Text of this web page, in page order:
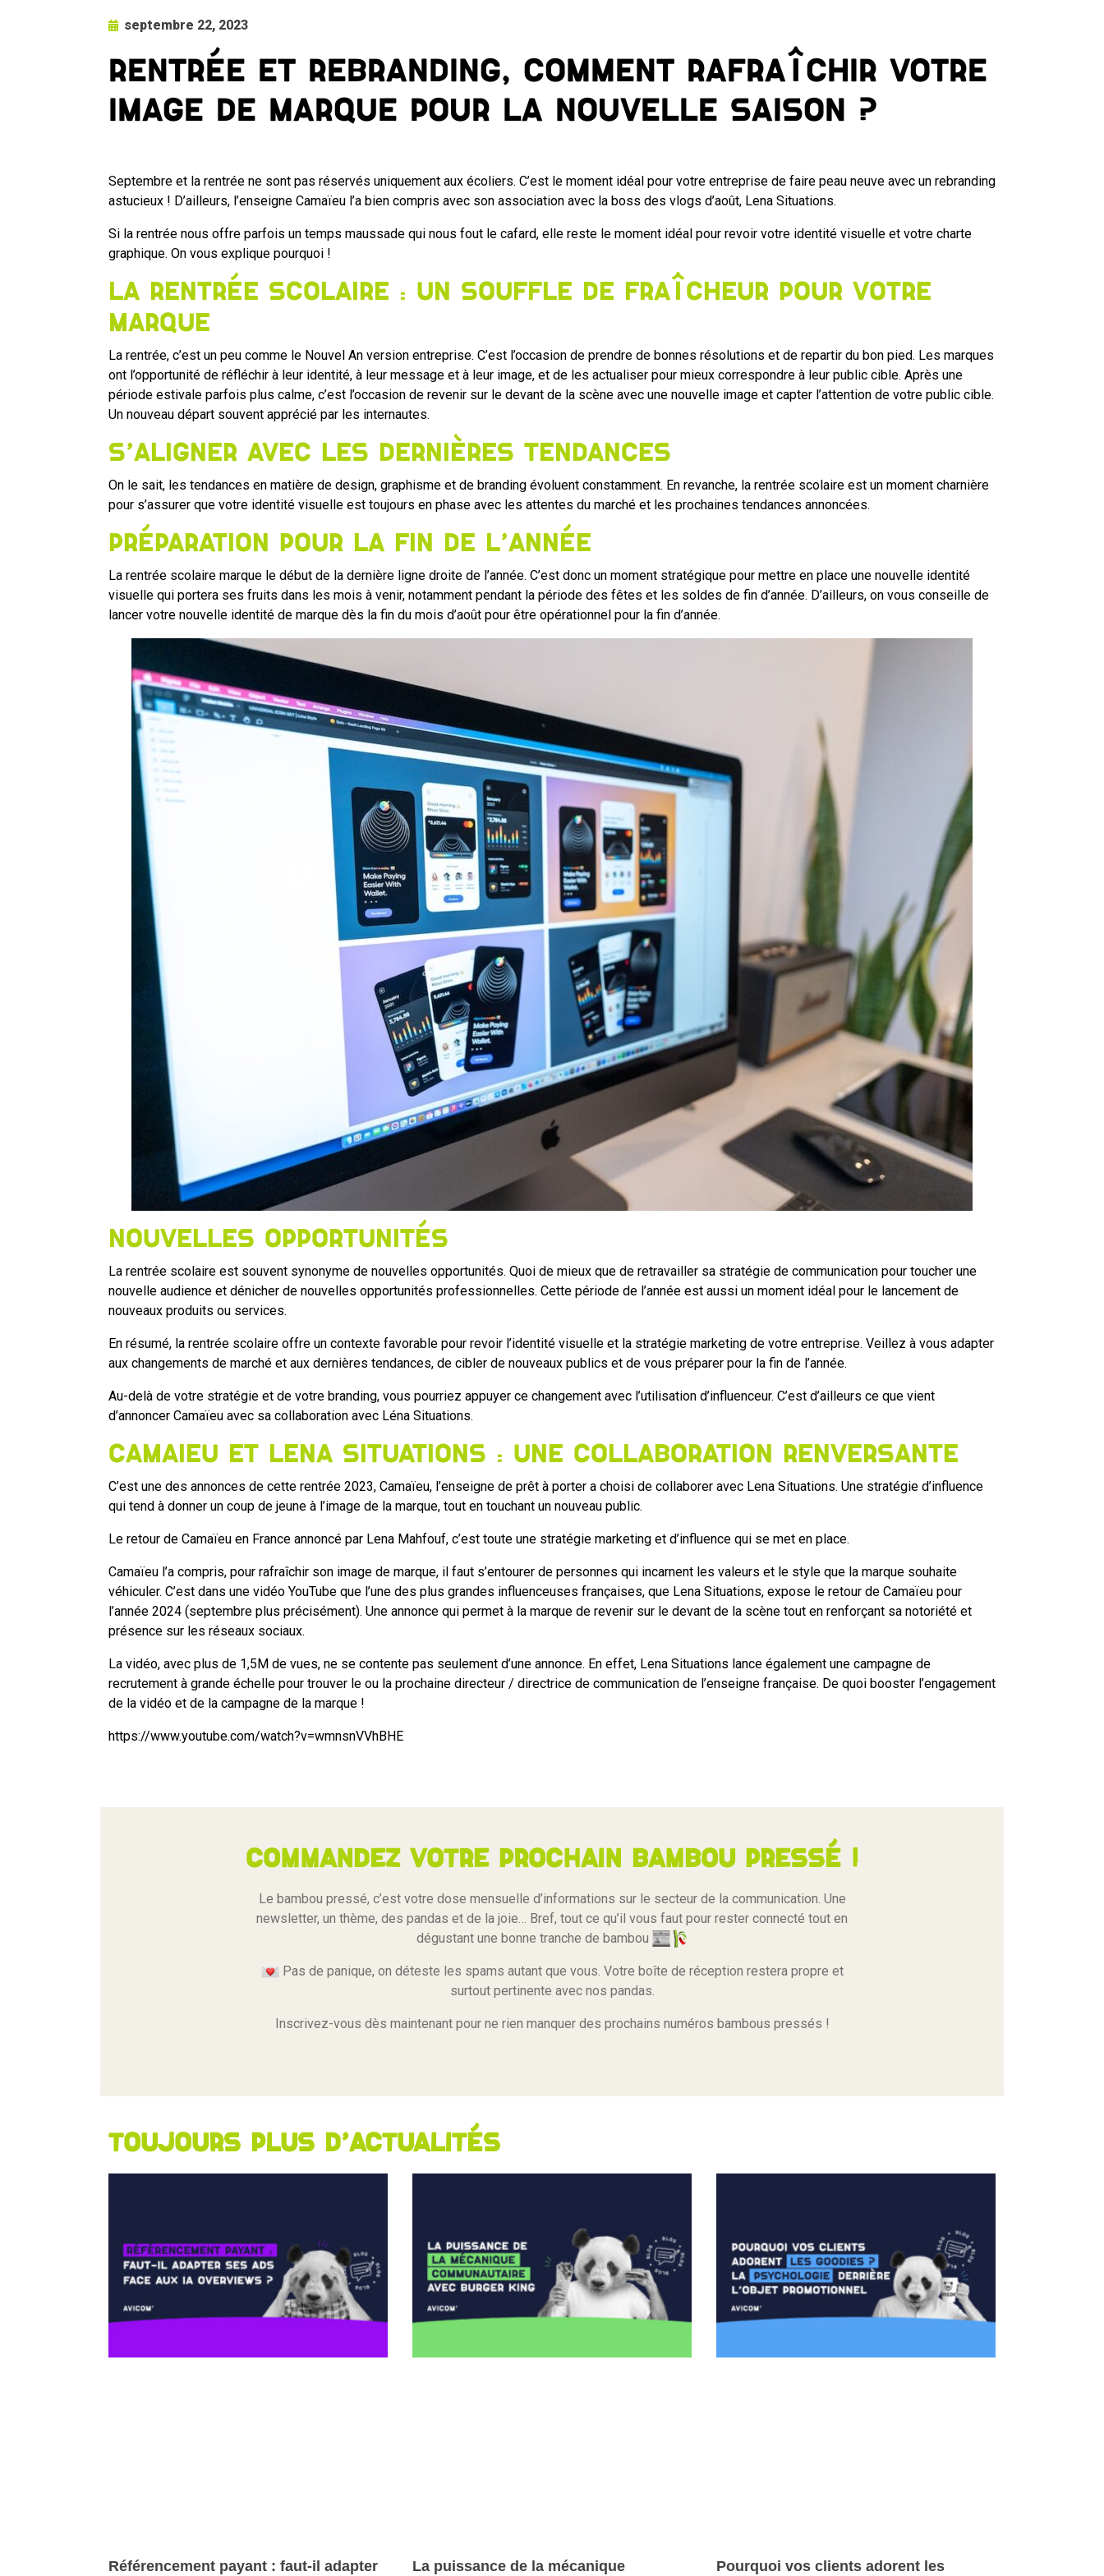
septembre 22, 2023
Rentrée et rebranding, comment rafraîchir votre
image de marque pour la nouvelle saison ?
Septembre et la rentrée ne sont pas réservés uniquement aux écoliers. C’est le moment idéal pour votre entreprise de faire peau neuve avec un rebranding
astucieux ! D’ailleurs, l’enseigne Camaïeu l’a bien compris avec son association avec la boss des vlogs d’août, Lena Situations.
Si la rentrée nous offre parfois un temps maussade qui nous fout le cafard, elle reste le moment idéal pour revoir votre identité visuelle et votre charte
graphique. On vous explique pourquoi !
La rentrée scolaire : un souffle de fraîcheur pour votre
marque
La rentrée, c’est un peu comme le Nouvel An version entreprise. C’est l’occasion de prendre de bonnes résolutions et de repartir du bon pied. Les marques
ont l’opportunité de réfléchir à leur identité, à leur message et à leur image, et de les actualiser pour mieux correspondre à leur public cible. Après une
période estivale parfois plus calme, c’est l’occasion de revenir sur le devant de la scène avec une nouvelle image et capter l’attention de votre public cible.
Un nouveau départ souvent apprécié par les internautes.
S’aligner avec les dernières tendances
On le sait, les tendances en matière de design, graphisme et de branding évoluent constamment. En revanche, la rentrée scolaire est un moment charnière
pour s’assurer que votre identité visuelle est toujours en phase avec les attentes du marché et les prochaines tendances annoncées.
Préparation pour la fin de l’année
La rentrée scolaire marque le début de la dernière ligne droite de l’année. C’est donc un moment stratégique pour mettre en place une nouvelle identité
visuelle qui portera ses fruits dans les mois à venir, notamment pendant la période des fêtes et les soldes de fin d’année. D’ailleurs, on vous conseille de
lancer votre nouvelle identité de marque dès la fin du mois d’août pour être opérationnel pour la fin d’année.
Nouvelles opportunités
La rentrée scolaire est souvent synonyme de nouvelles opportunités. Quoi de mieux que de retravailler sa stratégie de communication pour toucher une
nouvelle audience et dénicher de nouvelles opportunités professionnelles. Cette période de l’année est aussi un moment idéal pour le lancement de
nouveaux produits ou services.
En résumé, la rentrée scolaire offre un contexte favorable pour revoir l’identité visuelle et la stratégie marketing de votre entreprise. Veillez à vous adapter
aux changements de marché et aux dernières tendances, de cibler de nouveaux publics et de vous préparer pour la fin de l’année.
Au-delà de votre stratégie et de votre branding, vous pourriez appuyer ce changement avec l’utilisation d’influenceur. C’est d’ailleurs ce que vient
d’annoncer Camaïeu avec sa collaboration avec Léna Situations.
Camaïeu et Lena Situations : une collaboration renversante
C’est une des annonces de cette rentrée 2023, Camaïeu, l’enseigne de prêt à porter a choisi de collaborer avec Lena Situations. Une stratégie d’influence
qui tend à donner un coup de jeune à l’image de la marque, tout en touchant un nouveau public.
Le retour de Camaïeu en France annoncé par Lena Mahfouf, c’est toute une stratégie marketing et d’influence qui se met en place.
Camaïeu l’a compris, pour rafraîchir son image de marque, il faut s’entourer de personnes qui incarnent les valeurs et le style que la marque souhaite
véhiculer. C’est dans une vidéo YouTube que l’une des plus grandes influenceuses françaises, que Lena Situations, expose le retour de Camaïeu pour
l’année 2024 (septembre plus précisément). Une annonce qui permet à la marque de revenir sur le devant de la scène tout en renforçant sa notoriété et
présence sur les réseaux sociaux.
La vidéo, avec plus de 1,5M de vues, ne se contente pas seulement d’une annonce. En effet, Lena Situations lance également une campagne de
recrutement à grande échelle pour trouver le ou la prochaine directeur / directrice de communication de l’enseigne française. De quoi booster l’engagement
de la vidéo et de la campagne de la marque !
https://www.youtube.com/watch?v=wmnsnVVhBHE
Commandez votre prochain bambou pressé !
Le bambou pressé, c’est votre dose mensuelle d’informations sur le secteur de la communication. Une
newsletter, un thème, des pandas et de la joie… Bref, tout ce qu’il vous faut pour rester connecté tout en
dégustant une bonne tranche de bambou
Pas de panique, on déteste les spams autant que vous. Votre boîte de réception restera propre et
surtout pertinente avec nos pandas.
Inscrivez-vous dès maintenant pour ne rien manquer des prochains numéros bambous pressés !
Toujours plus d'actualités
Référencement payant : faut-il adapter
La puissance de la mécanique
Pourquoi vos clients adorent les